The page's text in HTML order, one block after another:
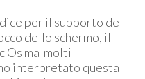
per il supporto del
dello schermo, il
Os ma molti
interpretato questa